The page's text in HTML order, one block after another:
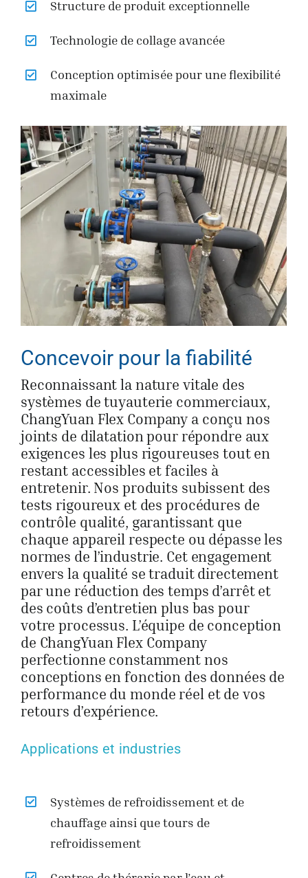
Structure de produit exceptionnelle
Technologie de collage avancée
Conception optimisée pour une flexibilité
maximale
Concevoir pour la fiabilité
Reconnaissant la nature vitale des
systèmes de tuyauterie commerciaux,
ChangYuan Flex Company a conçu nos
joints de dilatation pour répondre aux
exigences les plus rigoureuses tout en
restant accessibles et faciles à
entretenir. Nos produits subissent des
tests rigoureux et des procédures de
contrôle qualité, garantissant que
chaque appareil respecte ou dépasse les
normes de l’industrie. Cet engagement
envers la qualité se traduit directement
par une réduction des temps d’arrêt et
des coûts d’entretien plus bas pour
votre processus. L’équipe de conception
de ChangYuan Flex Company
perfectionne constamment nos
conceptions en fonction des données de
performance du monde réel et de vos
retours d’expérience.
Applications et industries
Systèmes de refroidissement et de
chauffage ainsi que tours de
refroidissement